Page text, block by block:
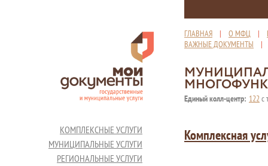
ГЛАВНАЯ | О МФЦ |
ВАЖНЫЕ ДОКУМЕНТЫ
Единый колл-центр: 122с
КОМПЛЕКСНЫЕ УСЛУГИ
МУНИЦИПАЛЬНЫЕ УСЛУГИ
РЕГИОНАЛЬНЫЕ УСЛУГИ
Комплексная